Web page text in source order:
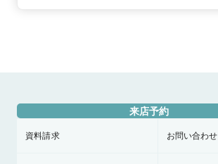
来店予約
資料請求 お問い合わせ